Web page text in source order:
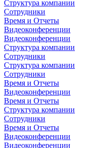
Структура компании
Сотрудники
Время и Отчеты
Видеоконференции
Видеоконференции
Структура компании
Сотрудники
Структура компании
Сотрудники
Время и Отчеты
Видеоконференции
Время и Отчеты
Структура компании
Сотрудники
Время и Отчеты
Видеоконференции
Видеоконференции